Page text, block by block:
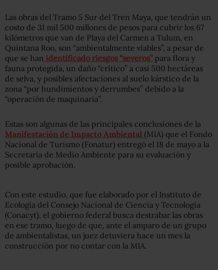
Las obras del Tramo 5 Sur del Tren Maya, que tendrán un
costo de 31 mil 500 millones de pesos para cubrir los 67
kilómetros que van de Playa del Carmen a Tulum, en
Quintana Roo, son “ambientalmente viables”, a pesar de
que se han identificado riesgos “severos” para flora y
fauna protegida, un daño “crítico” a casi 500 hectáreas
de selva, y posibles afectaciones al suelo kárstico de la
zona “por hundimientos y derrumbes” debido a la
“operación de maquinaria”.
Estas son algunas de las principales conclusiones de la
Manifestación de Impacto Ambiental (MIA) que el Fondo
Nacional de Turismo (Fonatur) entregó el 18 de mayo a la
Secretaría de Medio Ambiente para su evaluación y
posible aprobación.
Con este estudio, que fue elaborado por el Instituto de
Ecología del Consejo Nacional de Ciencia y Tecnología
(Conacyt), el gobierno federal busca destrabar las obras
en ese tramo, luego de que, ante el amparo de un grupo
de ambientalistas, un juez detuviera hace un mes la
construcción por no contar con la MIA.